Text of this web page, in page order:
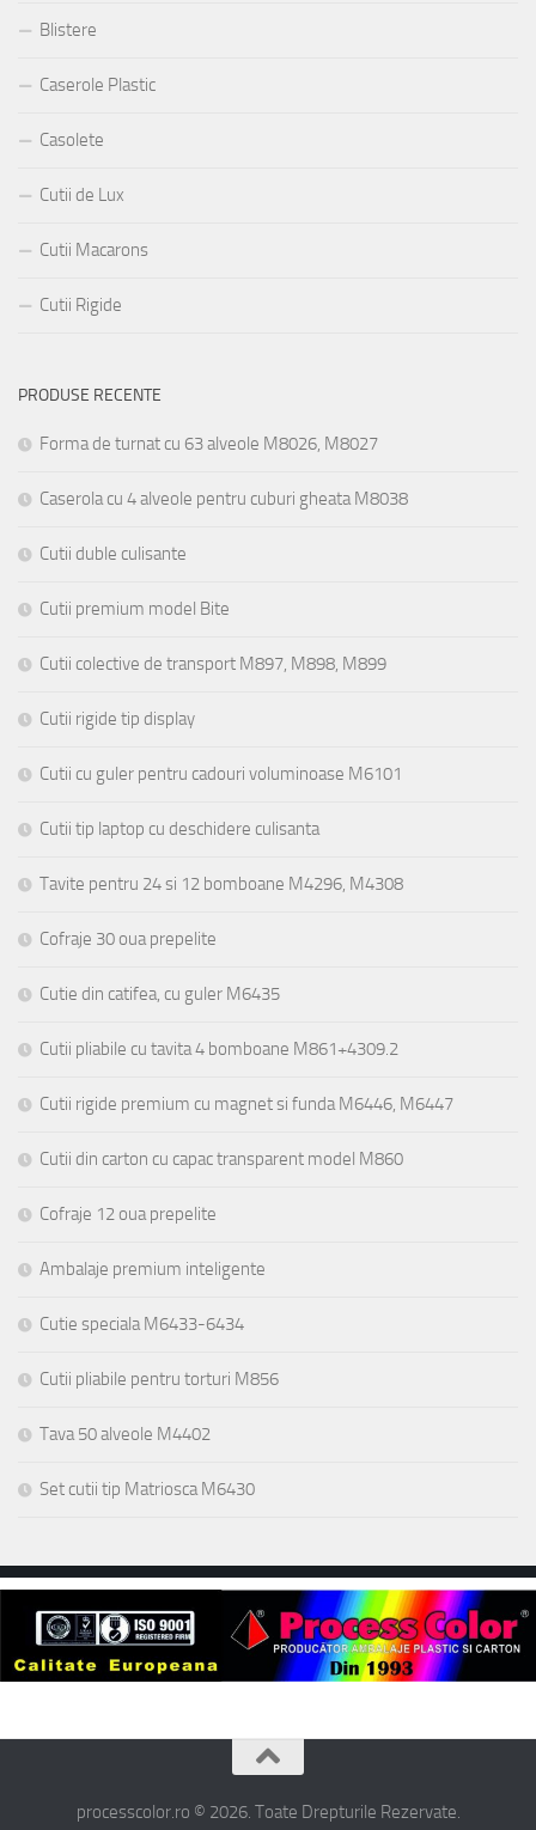
Blistere
Caserole Plastic
Casolete
Cutii de Lux
Cutii Macarons
Cutii Rigide
PRODUSE RECENTE
Forma de turnat cu 63 alveole M8026, M8027
Caserola cu 4 alveole pentru cuburi gheata M8038
Cutii duble culisante
Cutii premium model Bite
Cutii colective de transport M897, M898, M899
Cutii rigide tip display
Cutii cu guler pentru cadouri voluminoase M6101
Cutii tip laptop cu deschidere culisanta
Tavite pentru 24 si 12 bomboane M4296, M4308
Cofraje 30 oua prepelite
Cutie din catifea, cu guler M6435
Cutii pliabile cu tavita 4 bomboane M861+4309.2
Cutii rigide premium cu magnet si funda M6446, M6447
Cutii din carton cu capac transparent model M860
Cofraje 12 oua prepelite
Ambalaje premium inteligente
Cutie speciala M6433-6434
Cutii pliabile pentru torturi M856
Tava 50 alveole M4402
Set cutii tip Matriosca M6430
processcolor.ro © 2026. Toate Drepturile Rezervate.